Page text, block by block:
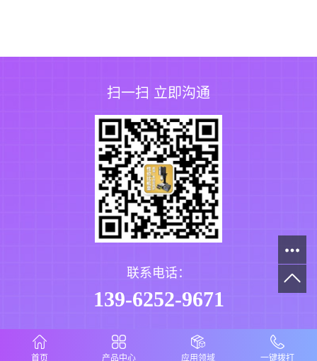
扫一扫 立即沟通
联系电话：
139-6252-9671
首页 产品中心 应用领域 一键拨打